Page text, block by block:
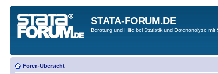
STATA-FORUM.DE
Beratung und Hilfe bei Statistik und Datenanalyse mit
Foren-Übersicht